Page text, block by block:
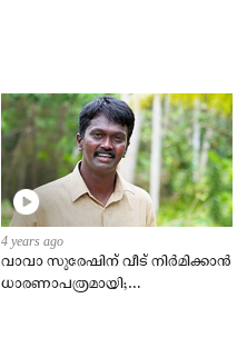
4 years ago
വാവാ സുരേഷിന് വീട് നിര്‍മിക്കാന്‍
ധാരണാപത്രമായി;